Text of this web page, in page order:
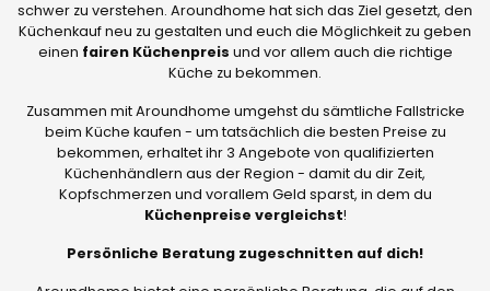
schwer zu verstehen. Aroundhome hat sich das Ziel gesetzt, den
Küchenkauf neu zu gestalten und euch die Möglichkeit zu geben
einen fairen Küchenpreis und vor allem auch die richtige
Küche zu bekommen.
Zusammen mit Aroundhome umgehst du sämtliche Fallstricke
beim Küche kaufen - um tatsächlich die besten Preise zu
bekommen, erhaltet ihr 3 Angebote von qualifizierten
Küchenhändlern aus der Region - damit du dir Zeit,
Kopfschmerzen und vorallem Geld sparst, in dem du
Küchenpreise vergleichst!
Persönliche Beratung zugeschnitten auf dich!